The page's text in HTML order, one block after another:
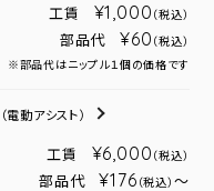
工賃 ¥1,000 （税込）
部品代 ¥60 （税込）
※部品代はニップル１個の価格です
（電動アシスト）
工賃 ¥6,000 （税込）
部品代 ¥176 （税込） ～